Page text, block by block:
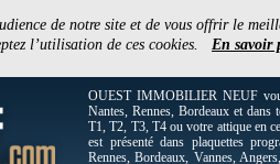
de notre site et de vous offrir le
l’utilisation de ces cookies. En savoir
OUEST IMMOBILIER NEUF
Nantes, Rennes, Bordeaux et
T1, T2, T3, T4 ou votre attique en
est présenté dans plaquettes
Rennes, Bordeaux, Vannes,